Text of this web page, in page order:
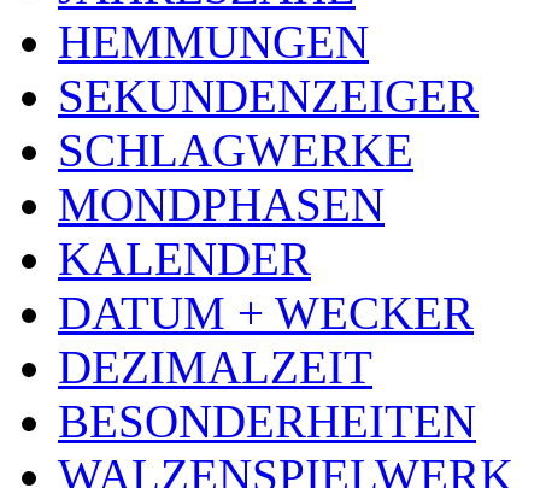
HEMMUNGEN
SEKUNDENZEIGER
SCHLAGWERKE
MONDPHASEN
KALENDER
DATUM + WECKER
DEZIMALZEIT
BESONDERHEITEN
WALZENSPIELWERK